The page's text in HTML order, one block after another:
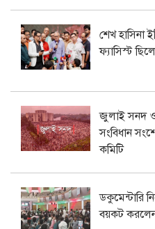
শেখ হাসিনা
ফ্যাসিস্ট
জুলাই সনদ ও
সংবিধান
কমিটি
ডকুমেন্টারি
বয়কট করলেন